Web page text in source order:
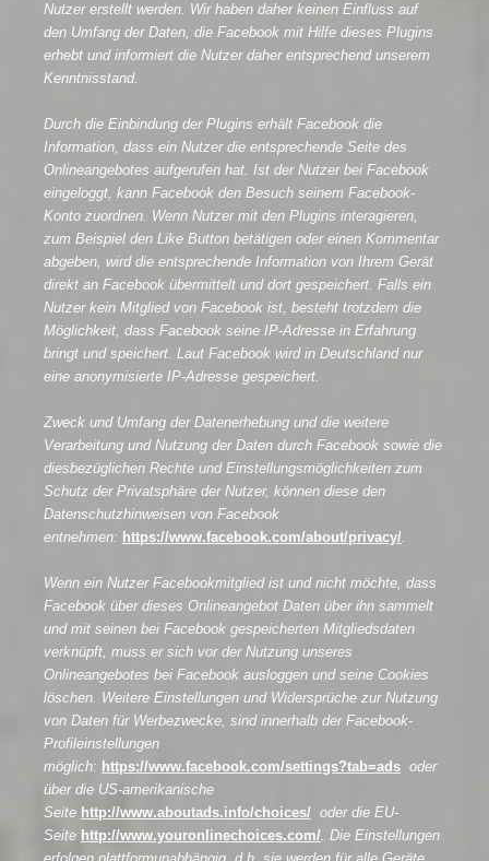
Nutzer erstellt werden. Wir haben daher keinen Einfluss auf
den Umfang der Daten, die Facebook mit Hilfe dieses Plugins
erhebt und informiert die Nutzer daher entsprechend unserem
Kenntnisstand.
Durch die Einbindung der Plugins erhält Facebook die
Information, dass ein Nutzer die entsprechende Seite des
Onlineangebotes aufgerufen hat. Ist der Nutzer bei Facebook
eingeloggt, kann Facebook den Besuch seinem Facebook-
Konto zuordnen. Wenn Nutzer mit den Plugins interagieren,
zum Beispiel den Like Button betätigen oder einen Kommentar
abgeben, wird die entsprechende Information von Ihrem Gerät
direkt an Facebook übermittelt und dort gespeichert. Falls ein
Nutzer kein Mitglied von Facebook ist, besteht trotzdem die
Möglichkeit, dass Facebook seine IP-Adresse in Erfahrung
bringt und speichert. Laut Facebook wird in Deutschland nur
eine anonymisierte IP-Adresse gespeichert.
Zweck und Umfang der Datenerhebung und die weitere
Verarbeitung und Nutzung der Daten durch Facebook sowie die
diesbezüglichen Rechte und Einstellungsmöglichkeiten zum
Schutz der Privatsphäre der Nutzer, können diese den
Datenschutzhinweisen von Facebook
entnehmen: https://www.facebook.com/about/privacy/.
Wenn ein Nutzer Facebookmitglied ist und nicht möchte, dass
Facebook über dieses Onlineangebot Daten über ihn sammelt
und mit seinen bei Facebook gespeicherten Mitgliedsdaten
verknüpft, muss er sich vor der Nutzung unseres
Onlineangebotes bei Facebook ausloggen und seine Cookies
löschen. Weitere Einstellungen und Widersprüche zur Nutzung
von Daten für Werbezwecke, sind innerhalb der Facebook-
Profileinstellungen
möglich: https://www.facebook.com/settings?tab=ads oder
über die US-amerikanische
Seite http://www.aboutads.info/choices/ oder die EU-
Seite http://www.youronlinechoices.com/. Die Einstellungen